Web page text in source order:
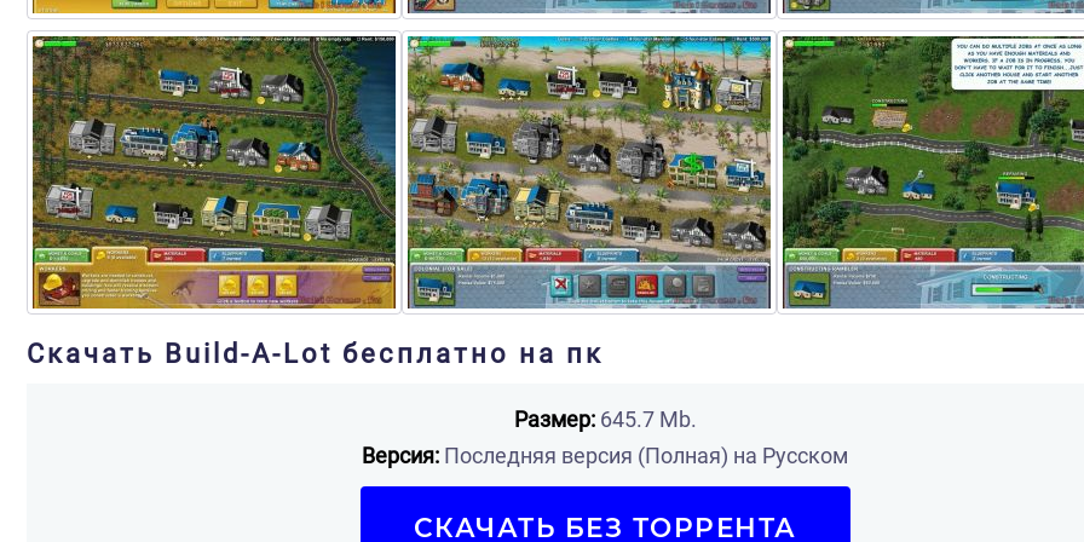
Скачать Build-A-Lot бесплатно на пк
Размер:645.7 Mb.
Версия: Последняя версия (Полная) на Русском
СКАЧАТЬ БЕЗ ТОРРЕНТА